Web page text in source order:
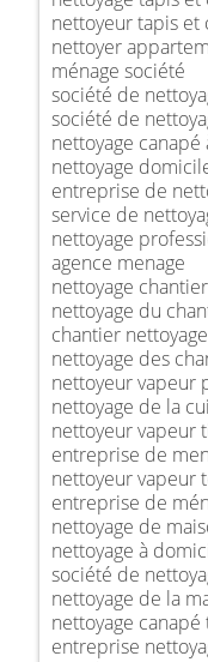
nettoyeur tapis et
nettoyer
ménage société
société de
société de
nettoyage
nettoyage
entreprise de
service de
nettoyage
agence menage
nettoyage chantier
nettoyage du
chantier nettoyage
nettoyage des
nettoyeur vapeur
nettoyage de la
nettoyeur vapeur
entreprise de
nettoyeur vapeur
entreprise de
nettoyage de
nettoyage à
société de
nettoyage de la
nettoyage
entreprise